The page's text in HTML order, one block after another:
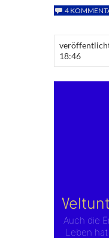
4
18:46